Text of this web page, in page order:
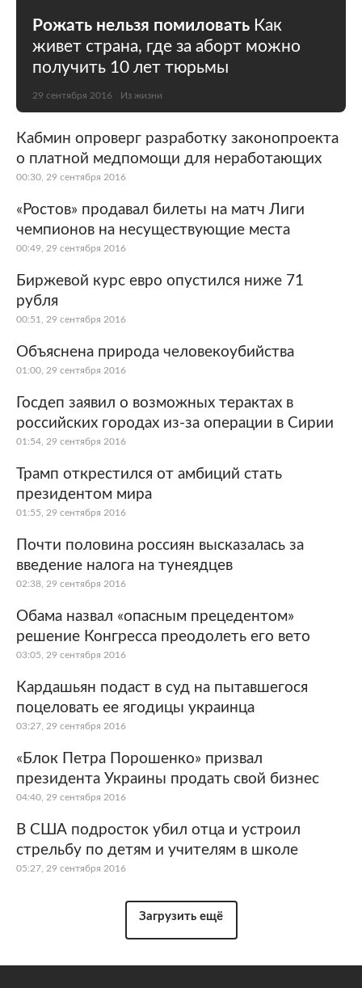
Рожать нельзя помиловать Как
живет страна, где за аборт можно
получить 10 лет тюрьмы
29 сентября 2016 Из жизни
Кабмин опроверг разработку законопроекта
о платной медпомощи для неработающих
00:30, 29 сентября 2016
«Ростов» продавал билеты на матч Лиги
чемпионов на несуществующие места
00:49, 29 сентября 2016
Биржевой курс евро опустился ниже 71
рубля
00:51, 29 сентября 2016
Объяснена природа человекоубийства
01:00, 29 сентября 2016
Госдеп заявил о возможных терактах в
российских городах из-за операции в Сирии
01:54, 29 сентября 2016
Трамп открестился от амбиций стать
президентом мира
01:55, 29 сентября 2016
Почти половина россиян высказалась за
введение налога на тунеядцев
02:38, 29 сентября 2016
Обама назвал «опасным прецедентом»
решение Конгресса преодолеть его вето
03:05, 29 сентября 2016
Кардашьян подаст в суд на пытавшегося
поцеловать ее ягодицы украинца
03:27, 29 сентября 2016
«Блок Петра Порошенко» призвал
президента Украины продать свой бизнес
04:40, 29 сентября 2016
В США подросток убил отца и устроил
стрельбу по детям и учителям в школе
05:27, 29 сентября 2016
Загрузить ещё